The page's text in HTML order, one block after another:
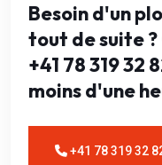
Besoin d'un
tout de suite
+41 78 319 32
moins d'une
+41 78 319 32